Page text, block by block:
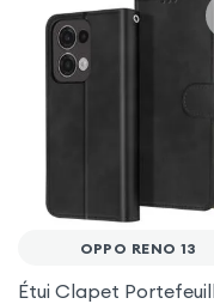
OPPO RENO 13
Étui Clapet